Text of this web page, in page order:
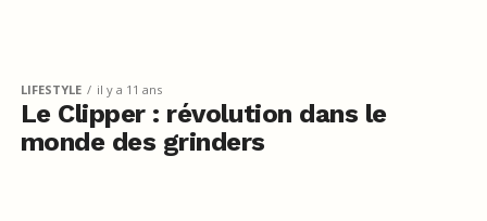
LIFESTYLE il y a 11 ans
Le Clipper : révolution dans le
monde des grinders